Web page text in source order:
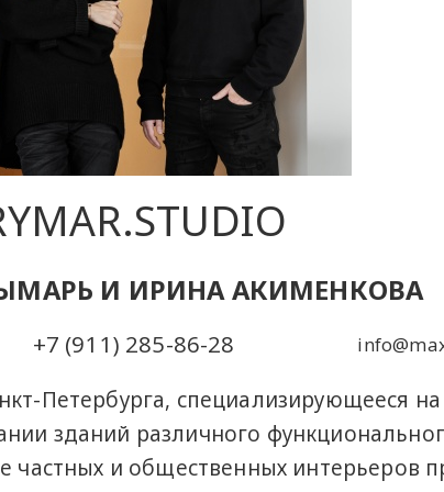
И ИРИНА АКИМЕНКОВА
+7 (911) 285-86-28
Петербурга, специализирующееся на
зданий различного
частных и общественных интерьеров